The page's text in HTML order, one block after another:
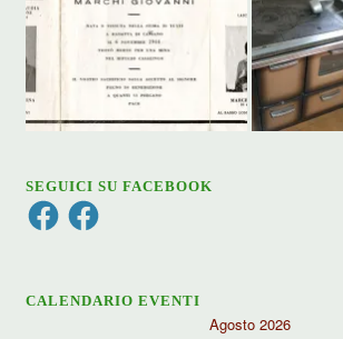
SEGUICI SU FACEBOOK
FacebookFacebook
CALENDARIO EVENTI
Agosto 2026